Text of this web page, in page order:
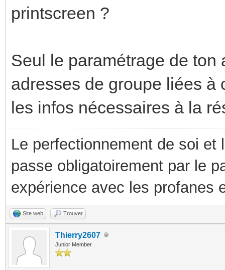
printscreen ?
Seul le paramétrage de
adresses de groupe liées à
les infos nécessaires à la
Le perfectionnement de soi
passe obligatoirement par le
expérience avec les profanes
Site web Trouver
Thierry2607
Junior Member